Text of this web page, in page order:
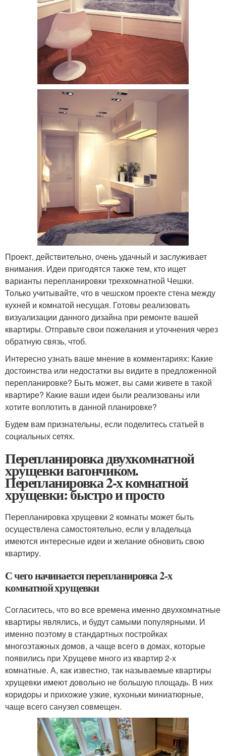
Проект, действительно, очень удачный и заслуживает
внимания. Идеи пригодятся также тем, кто ищет
варианты перепланировки трехкомнатной Чешки.
Только учитывайте, что в чешском проекте стена между
кухней и комнатой несущая. Готовы реализовать
визуализации данного дизайна при ремонте вашей
квартиры. Отправьте свои пожелания и уточнения через
обратную связь, чтоб.
Интересно узнать ваше мнение в комментариях: Какие
достоинства или недостатки вы видите в предложенной
перепланировке? Быть может, вы сами живете в такой
квартире? Какие ваши идеи были реализованы или
хотите воплотить в данной планировке?
Будем вам признательны, если поделитесь статьей в
социальных сетях.
Перепланировка двухкомнатной
хрущевки вагончиком.
Перепланировка 2-х комнатной
хрущевки: быстро и просто
Перепланировка хрущевки 2 комнаты может быть
осуществлена самостоятельно, если у владельца
имеются интересные идеи и желание обновить свою
квартиру.
С чего начинается перепланировка 2-х
комнатной хрущевки
Согласитесь, что во все времена именно двухкомнатные
квартиры являлись, и будут самыми популярными. И
именно поэтому в стандартных постройках
многоэтажных домов, а чаще всего в домах, которые
появились при Хрущеве много из квартир 2-х
комнатные. А, как известно, так называемые квартиры
хрущевки имеют довольно не большую площадь. В них
коридоры и прихожие узкие, кухоньки миниатюрные,
чаще всего санузел совмещен.